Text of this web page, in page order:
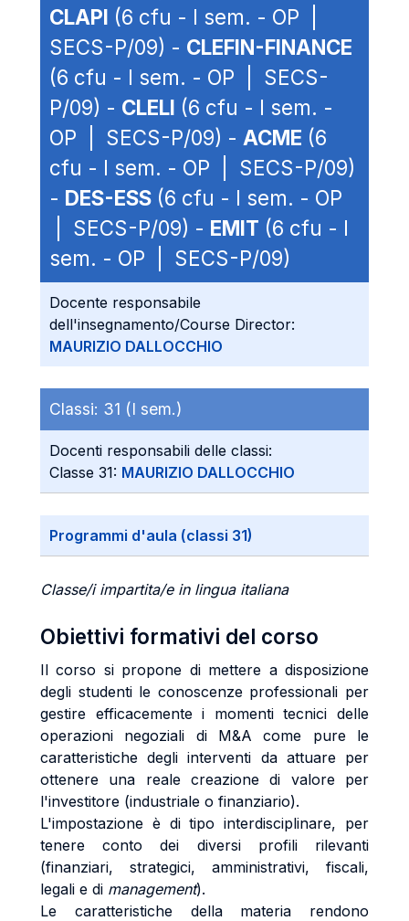
CLAPI (6 cfu - I sem. - OP |
SECS-P/09) - CLEFIN-FINANCE
(6 cfu - I sem. - OP | SECS-
P/09) - CLELI (6 cfu - I sem. -
OP | SECS-P/09) - ACME (6
cfu - I sem. - OP | SECS-P/09)
- DES-ESS (6 cfu - I sem. - OP
| SECS-P/09) - EMIT (6 cfu - I
sem. - OP | SECS-P/09)
Docente responsabile
dell'insegnamento/Course Director:
MAURIZIO DALLOCCHIO
Classi: 31 (I sem.)
Docenti responsabili delle classi:
Classe 31: MAURIZIO DALLOCCHIO
Programmi d'aula (classi 31)
Classe/i impartita/e in lingua italiana
Obiettivi formativi del corso
Il corso si propone di mettere a disposizione
degli studenti le conoscenze professionali per
gestire efficacemente i momenti tecnici delle
operazioni negoziali di M&A come pure le
caratteristiche degli interventi da attuare per
ottenere una reale creazione di valore per
l'investitore (industriale o finanziario).
L'impostazione è di tipo interdisciplinare, per
tenere conto dei diversi profili rilevanti
(finanziari, strategici, amministrativi, fiscali,
legali e di management).
Le caratteristiche della materia rendono